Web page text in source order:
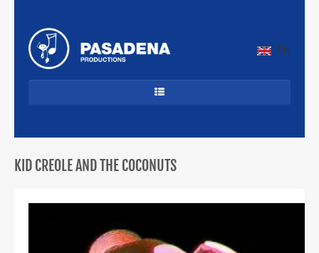
EN
DJ'S
CUBAANS
KID CREOLE AND THE COCONUTS